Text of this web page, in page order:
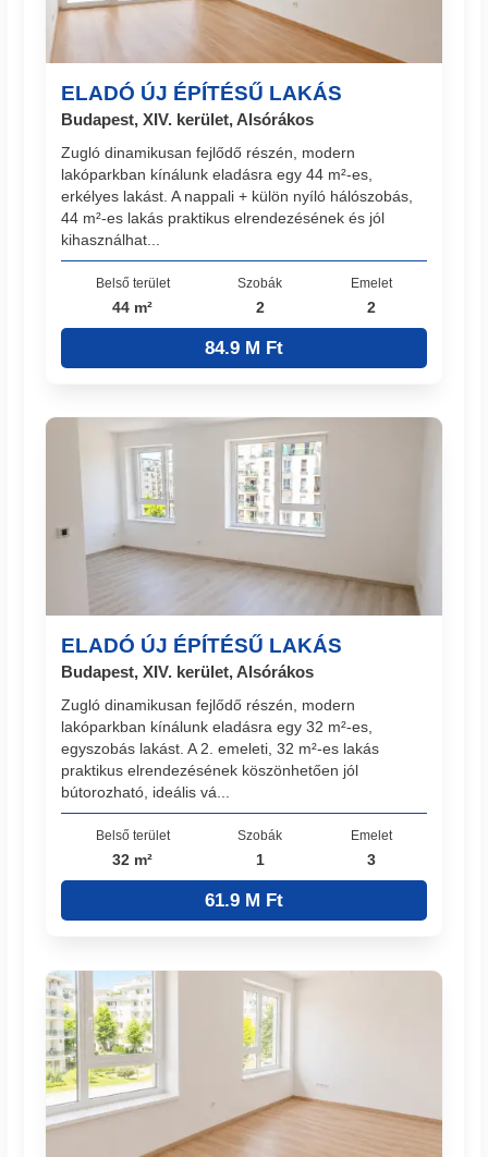
ELADÓ ÚJ ÉPÍTÉSŰ LAKÁS
Budapest, XIV. kerület, Alsórákos
Zugló dinamikusan fejlődő részén, modern
lakóparkban kínálunk eladásra egy 44 m²-es,
erkélyes lakást. A nappali + külön nyíló hálószobás,
44 m²-es lakás praktikus elrendezésének és jól
kihasználhat...
Belső terület
44 m²
Szobák
2
Emelet
2
84.9 M Ft
ELADÓ ÚJ ÉPÍTÉSŰ LAKÁS
Budapest, XIV. kerület, Alsórákos
Zugló dinamikusan fejlődő részén, modern
lakóparkban kínálunk eladásra egy 32 m²-es,
egyszobás lakást. A 2. emeleti, 32 m²-es lakás
praktikus elrendezésének köszönhetően jól
bútorozható, ideális vá...
Belső terület
32 m²
Szobák
1
Emelet
3
61.9 M Ft